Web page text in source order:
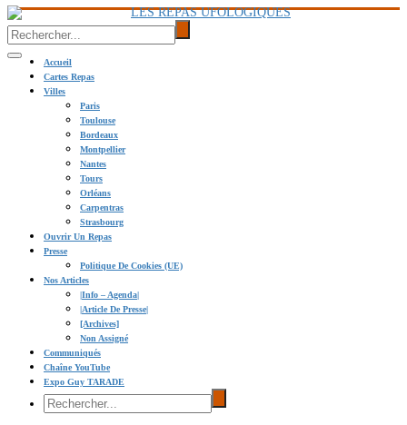
Accueil
Cartes Repas
Villes
Paris
Toulouse
Bordeaux
Montpellier
Nantes
Tours
Orléans
Carpentras
Strasbourg
Ouvrir Un Repas
Presse
Politique De Cookies (UE)
Nos Articles
|info – Agenda|
|Article De Presse|
[Archives]
Non Assigné
Communiqués
Chaîne YouTube
Expo Guy TARADE